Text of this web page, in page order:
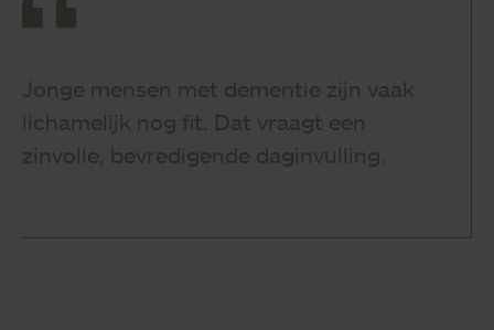
Jonge mensen met dementie zijn vaak
lichamelijk nog fit. Dat vraagt een
zinvolle, bevredigende daginvulling.